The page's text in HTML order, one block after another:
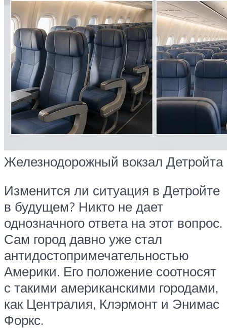
Железнодорожный вокзал Детройта
Изменится ли ситуация в Детройте
в будущем? Никто не дает
однозначного ответа на этот вопрос.
Сам город давно уже стал
антидостопримечательностью
Америки. Его положение соотносят
с такими американскими городами,
как Централия, Клэрмонт и Энимас
Форкс.